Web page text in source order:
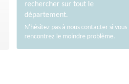
rechercher sur tout le
département.
N'hésitez pas à nous contactersi vous
rencontrez le moindre problème.